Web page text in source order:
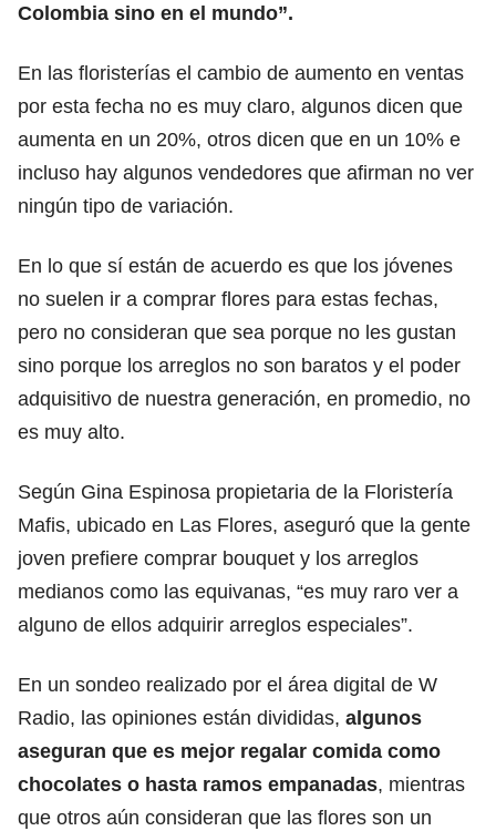
Colombia sino en el mundo”.
En las floristerías el cambio de aumento en ventas
por esta fecha no es muy claro, algunos dicen que
aumenta en un 20%, otros dicen que en un 10% e
incluso hay algunos vendedores que afirman no ver
ningún tipo de variación.
En lo que sí están de acuerdo es que los jóvenes
no suelen ir a comprar flores para estas fechas,
pero no consideran que sea porque no les gustan
sino porque los arreglos no son baratos y el poder
adquisitivo de nuestra generación, en promedio, no
es muy alto.
Según Gina Espinosa propietaria de la Floristería
Mafis, ubicado en Las Flores, aseguró que la gente
joven prefiere comprar bouquet y los arreglos
medianos como las equivanas, “es muy raro ver a
alguno de ellos adquirir arreglos especiales”.
En un sondeo realizado por el área digital de W
Radio, las opiniones están divididas, algunos
aseguran que es mejor regalar comida como
chocolates o hasta ramos empanadas, mientras
que otros aún consideran que las flores son un